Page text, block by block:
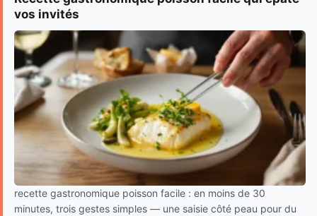
vos invités
recette gastronomique poisson facile : en moins de 30
minutes, trois gestes simples — une saisie côté peau pour du